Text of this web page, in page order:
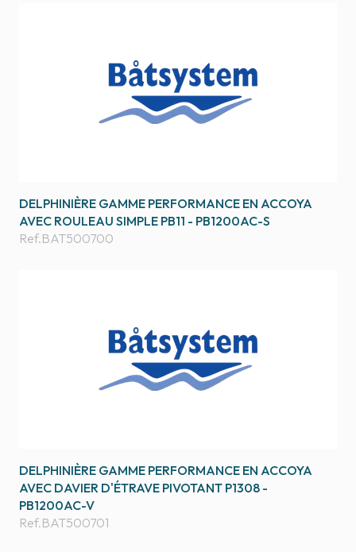
DELPHINIÈRE GAMME PERFORMANCE EN ACCOYA
AVEC ROULEAU SIMPLE PB11 - PB1200AC-S
Ref.BAT500700
DELPHINIÈRE GAMME PERFORMANCE EN ACCOYA
AVEC DAVIER D'ÉTRAVE PIVOTANT P1308 -
PB1200AC-V
Ref.BAT500701